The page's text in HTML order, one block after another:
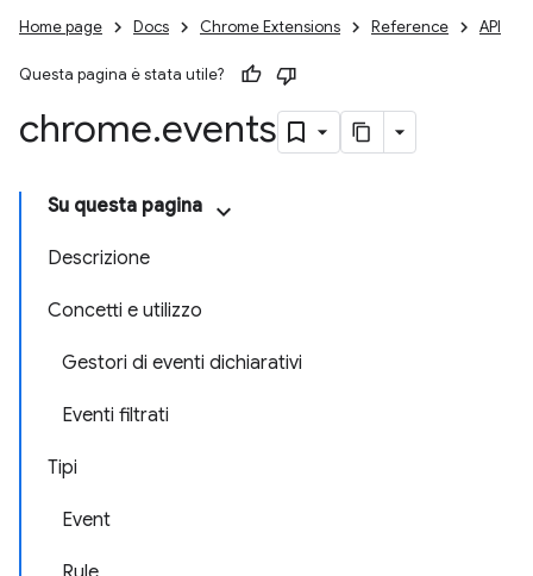
Home page Docs Chrome Extensions Reference API
Questa pagina è stata utile?
chrome.events
Su questa pagina
Descrizione
Concetti e utilizzo
Gestori di eventi dichiarativi
Eventi filtrati
Tipi
Event